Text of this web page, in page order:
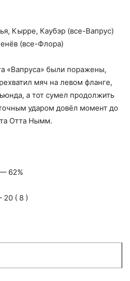
Кырре, Каубэр (все-Вапрус)
(все-Флора)
«Вапруса» были поражены,
мяч на левом фланге,
а тот сумел продолжить
ударом довёл момент до
Отта Нымм.
62%
20 ( 8 )